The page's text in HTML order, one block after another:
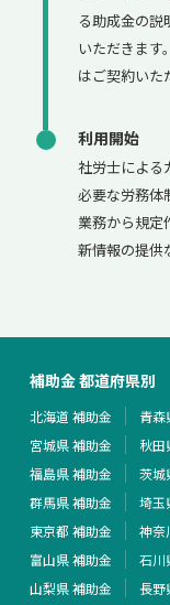
る助成金の
いただきま
はご契約いた
利用開始
社労士による
必要な労務体
業務から規定
新情報の提供
補助金 都道府県別
北海道 補助金 青森
宮城県 補助金
秋田
福島県 補助金
茨城
群馬県 補助金
埼玉
東京都 補助金
神奈
富山県 補助金
石川
山梨県 補助金
長野